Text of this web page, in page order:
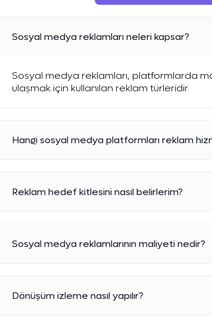
Sosyal medya reklamları neleri kapsar?
Sosyal medya reklamları, platformlarda
ulaşmak için kullanılan reklam türleridir.
Hangi sosyal medya platformları reklam
Reklam hedef kitlesini nasıl belirlerim?
Sosyal medya reklamlarının maliyeti nedir?
Dönüşüm izleme nasıl yapılır?